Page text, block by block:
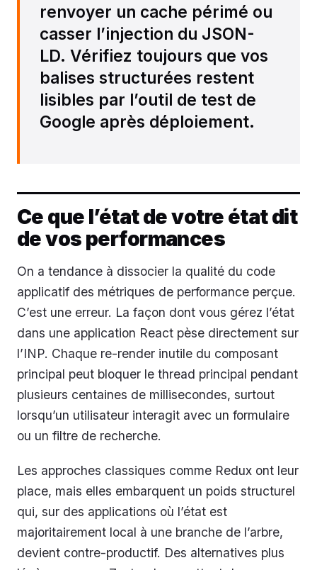
renvoyer un cache périmé ou
casser l’injection du JSON-
LD. Vérifiez toujours que vos
balises structurées restent
lisibles par l’outil de test de
Google après déploiement.
Ce que l’état de votre état dit
de vos performances
On a tendance à dissocier la qualité du code
applicatif des métriques de performance perçue.
C’est une erreur. La façon dont vous gérez l’état
dans une application React pèse directement sur
l’INP. Chaque re-render inutile du composant
principal peut bloquer le thread principal pendant
plusieurs centaines de millisecondes, surtout
lorsqu’un utilisateur interagit avec un formulaire
ou un filtre de recherche.
Les approches classiques comme Redux ont leur
place, mais elles embarquent un poids structurel
qui, sur des applications où l’état est
majoritairement local à une branche de l’arbre,
devient contre-productif. Des alternatives plus